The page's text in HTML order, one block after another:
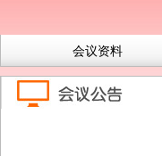
会议资料